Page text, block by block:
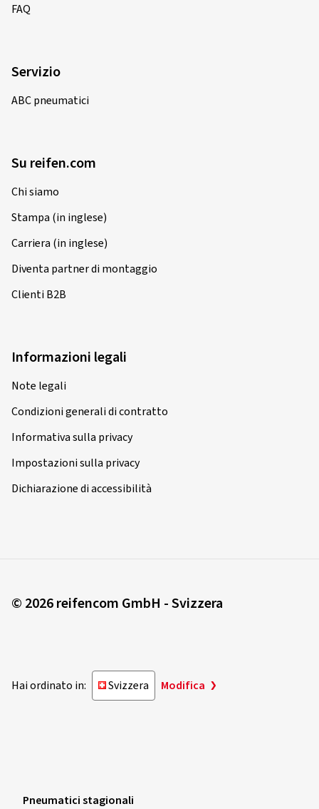
FAQ
Servizio
ABC pneumatici
Su reifen.com
Chi siamo
Stampa (in inglese)
Carriera (in inglese)
Diventa partner di montaggio
Clienti B2B
Informazioni legali
Note legali
Condizioni generali di contratto
Informativa sulla privacy
Impostazioni sulla privacy
Dichiarazione di accessibilità
© 2026 reifencom GmbH - Svizzera
Hai ordinato in: Svizzera Modifica
Pneumatici stagionali